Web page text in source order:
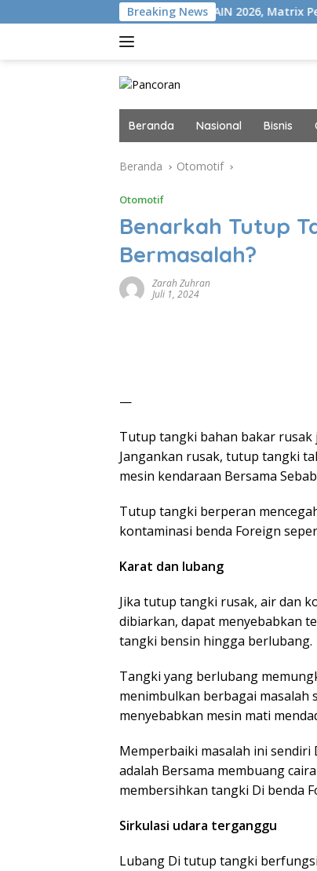
ke
Breaking News
Gelar MAIN 2026, Matrix Perkuat Kolaborasi
Beranda Nasional Bisnis
Beranda Otomotif
Otomotif
Benarkah Tutup
Bermasalah?
Zarah Zuhran
Juli 1, 2024
—
Tutup tangki bahan bakar rusak
Jangankan rusak, tutup tangki
mesin kendaraan Bersama
Tutup tangki berperan
kontaminasi benda Foreign
Karat dan lubang
Jika tutup tangki rusak, air dan
dibiarkan, dapat menyebabkan
tangki bensin hingga berlubang.
Tangki yang berlubang
menimbulkan berbagai masalah
menyebabkan mesin mati
Memperbaiki masalah ini sendiri
adalah Bersama membuang
membersihkan tangki Di benda
Sirkulasi udara terganggu
Lubang Di tutup tangki